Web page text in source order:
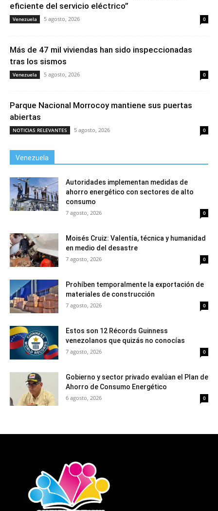
eficiente del servicio eléctrico”
Venezuela 5 agosto, 2026 0
Más de 47 mil viviendas han sido inspeccionadas
tras los sismos
Venezuela 5 agosto, 2026 0
Parque Nacional Morrocoy mantiene sus puertas
abiertas
NOTICIAS RELEVANTES 5 agosto, 2026 0
Venezuela
Autoridades implementan medidas de
ahorro energético con sectores de alto
consumo
7 agosto, 2026 0
Moisés Cruiz: Valentía, técnica y humanidad
en medio del desastre
7 agosto, 2026 0
Prohíben temporalmente la exportación de
materiales de construcción
7 agosto, 2026 0
Estos son 12 Récords Guinness
venezolanos que quizás no conocías
7 agosto, 2026 0
Gobierno y sector privado evalúan el Plan de
Ahorro de Consumo Energético
6 agosto, 2026 0